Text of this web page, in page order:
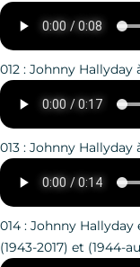
012 : Johnny Hallyday
013 : Johnny Hallyday
014 : Johnny Hallyday
(1943-2017) et (1944-